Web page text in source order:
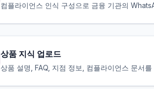
컴플라이언스 인식 구성으로 금융 기관의
상품 지식 업로드
상품 설명, FAQ, 지점 정보, 컴플라이언스 문서를